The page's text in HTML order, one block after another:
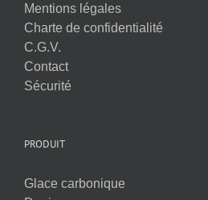
Mentions légales
Charte de confidentialité
C.G.V.
Contact
Sécurité
PRODUIT
Glace carbonique